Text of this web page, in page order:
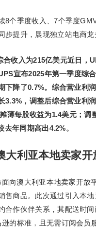
8个季度收入、7个季度
步提升，展现独立站电商龙
合收入为215亿美元近日，
宣布2025年第一季度综
下降了0.7%。综合营业利
3.3%，调整后综合营业利
薄每股收益为1.4美元；调
年同期高出4.2%。
大利亚本地卖家开
向澳大利亚本地卖家开放
售商品。此次通过引入本
合作伙伴关系，其配送时
的标准，且无需订阅会员